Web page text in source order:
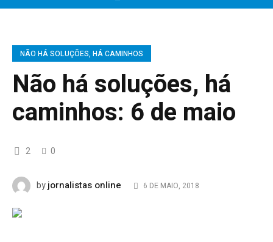
NÃO HÁ SOLUÇÕES, HÁ CAMINHOS
Não há soluções, há
caminhos: 6 de maio
2 0
byjornalistas online 6 DE MAIO, 2018